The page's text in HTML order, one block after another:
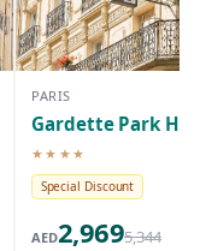
PARIS
Gardette Park
★★★★
4-star hotel
Special Discount
AED2,9695,344